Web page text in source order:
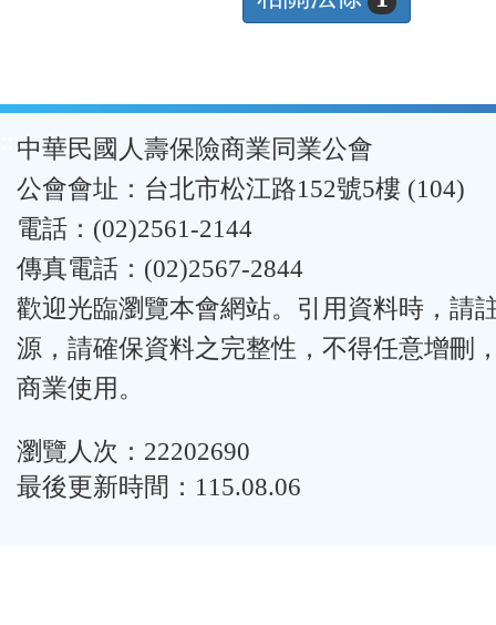
:::中華民國人壽保險商業同業公會
公會會址：台北市松江路152號5樓 (104)
電話：(02)2561-2144
傳真電話：(02)2567-2844
歡迎光臨瀏覽本會網站。引用資料時，請
源，請確保資料之完整性，不得任意增刪
商業使用。
瀏覽人次：22202690
最後更新時間：115.08.06